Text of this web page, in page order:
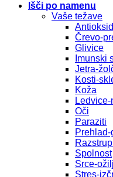
Išči po namenu
Vaše težave
Črevo-
Glivice
Imunski
Jetra-
Kosti-
Koža
Oči
Paraziti
Prehlad-
Spolnost
Srce-
Stres-